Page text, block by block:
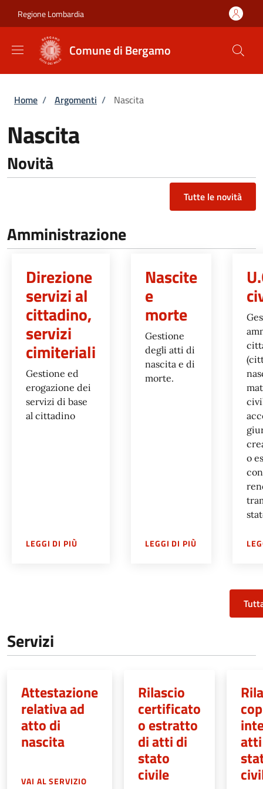
Regione Lombardia
Comune di Bergamo
Briciole di pane
Home / Argomenti / Nascita
Nascita
Novità
Tutte le novità
Amministrazione
Direzione
servizi al
cittadino,
servizi
cimiteriali
Gestione ed
erogazione dei
servizi di base
al cittadino
LEGGI DI PIÙSU DIREZIONE SERVIZI AL CITTADINO,
Nascite
e
morte
Gestione
degli atti di
nascita e di
morte.
LEGGI DI PIÙSU NASCITE E
o
Servizi
Attestazione
relativa ad
atto di
nascita
VAI AL SERVIZIO
Rilascio
certificato
o estratto
di atti di
stato
civile